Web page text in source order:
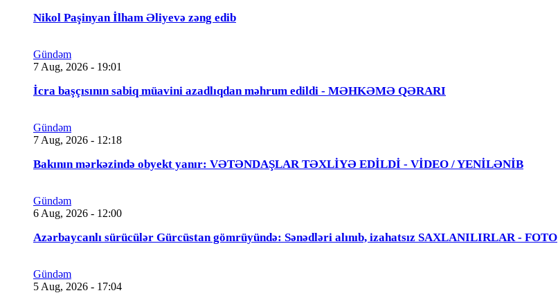
Nikol Paşinyan İlham Əliyevə zəng edib
Gündəm
7 Aug, 2026 - 19:01
İcra başçısının sabiq müavini azadlıqdan məhrum edildi - MƏHKƏMƏ QƏRARI
Gündəm
7 Aug, 2026 - 12:18
Bakının mərkəzində obyekt yanır: VƏTƏNDAŞLAR TƏXLİYƏ EDİLDİ - VİDEO / YENİLƏNİB
Gündəm
6 Aug, 2026 - 12:00
Azərbaycanlı sürücülər Gürcüstan gömrüyündə: Sənədləri alınıb, izahatsız SAXLANILIRLAR - FOTO
Gündəm
5 Aug, 2026 - 17:04